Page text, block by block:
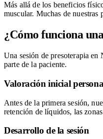
Más allá de los beneficios
muscular. Muchas de nuestras
¿Cómo funciona
Una sesión de presoterapia
parte de la paciente.
Valoración inicial
Antes de la primera sesión,
retención de líquidos, las
Desarrollo de la sesión